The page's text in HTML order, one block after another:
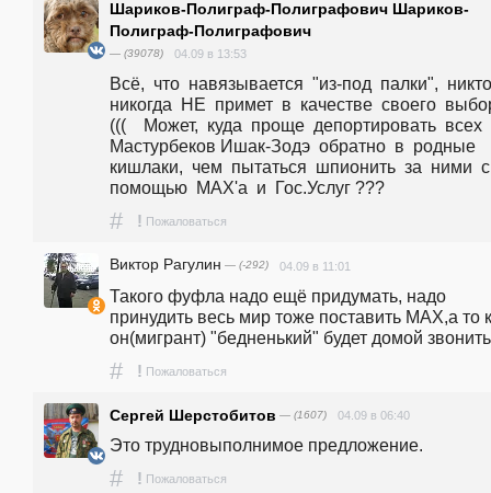
Шариков-Полиграф-Полиграфович Шариков-
Полиграф-Полиграфович
— (39078) 04.09 в 13:53
Всё,  что  навязывается  "из-под  палки",
никогда  НЕ  примет  в  качестве  своего
(((    Может,  куда  проще  депортировать  всех
Мастурбеков Ишак-Зодэ  обратно  в  родные
кишлаки,  чем  пытаться  шпионить  за  ними  с
помощью  MAX'а  и  Гос.Услуг ???
# ! Пожаловаться
Виктор Рагулин — (-292) 04.09 в 11:01
Такого фуфла надо ещё придумать, надо
принудить весь мир тоже поставить МАХ,а то
он(мигрант) "бедненький" будет домой
# ! Пожаловаться
Сергей Шерстобитов — (1607) 04.09 в 06:40
Это трудновыполнимое предложение.
# ! Пожаловаться